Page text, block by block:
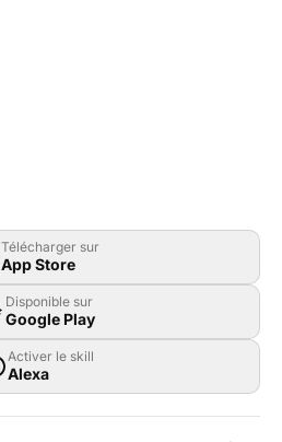
Télécharger sur
App Store
Disponible sur
Google Play
Activer le skill
Alexa